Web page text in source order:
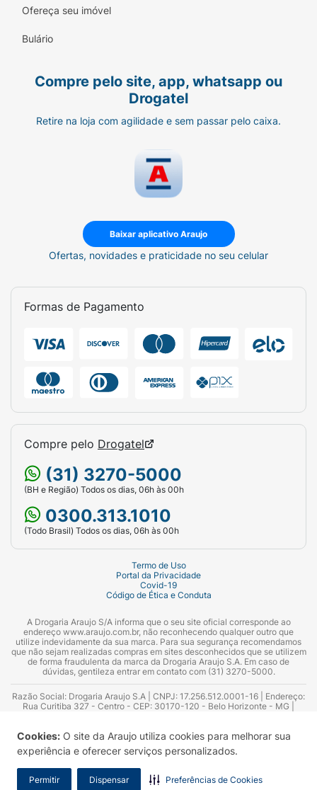
Cookies: O site da Araujo utiliza cookies para melhorar sua
experiência e oferecer serviços personalizados.
Permitir Dispensar Preferências de Cookies
Ofereça seu imóvel
Bulário
Compre pelo site, app, whatsapp ou
Drogatel
Retire na loja com agilidade e sem passar pelo caixa.
Baixar aplicativo Araujo
Ofertas, novidades e praticidade no seu celular
Formas de Pagamento
Compre pelo Drogatel
(31) 3270-5000
(BH e Região) Todos os dias, 06h às 00h
0300.313.1010
(Todo Brasil) Todos os dias, 06h às 00h
Termo de Uso
Portal da Privacidade
Covid-19
Código de Ética e Conduta
A Drogaria Araujo S/A informa que o seu site oficial corresponde ao
endereço www.araujo.com.br, não reconhecendo qualquer outro que
utilize indevidamente da sua marca. Para sua segurança recomendamos
que não sejam realizadas compras em sites desconhecidos que se utilizem
de forma fraudulenta da marca da Drogaria Araujo S.A. Em caso de
dúvidas, gentileza entrar em contato com (31) 3270-5000.
Razão Social: Drogaria Araujo S.A | CNPJ: 17.256.512.0001-16 | Endereço:
Rua Curitiba 327 - Centro - CEP: 30170-120 - Belo Horizonte - MG |
Azevedo Guimarães – CRF 10.965 | Yasmin Silva Alvarenga – CRF 52.584 -
Consultor substituto: Thiago Aguiar Pinheiro - CRF Nº 13.748. Alvará
Sanitário: 2025020713 | Autorização de Funcionamento da Empresa (AFE):